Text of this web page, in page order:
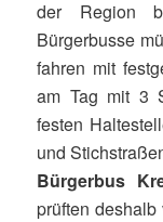
der Region
Bürgerbusse
fahren mit
am Tag mit 3
festen
und
Bürgerbus
prüften